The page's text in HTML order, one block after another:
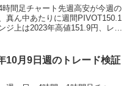
時間足チャート先週高安が今週の
真ん中あたりに週間PIVOT150.1
ジ上は2023年高値151.9円、レン
時間足チャー...
10月9日週のトレード検証